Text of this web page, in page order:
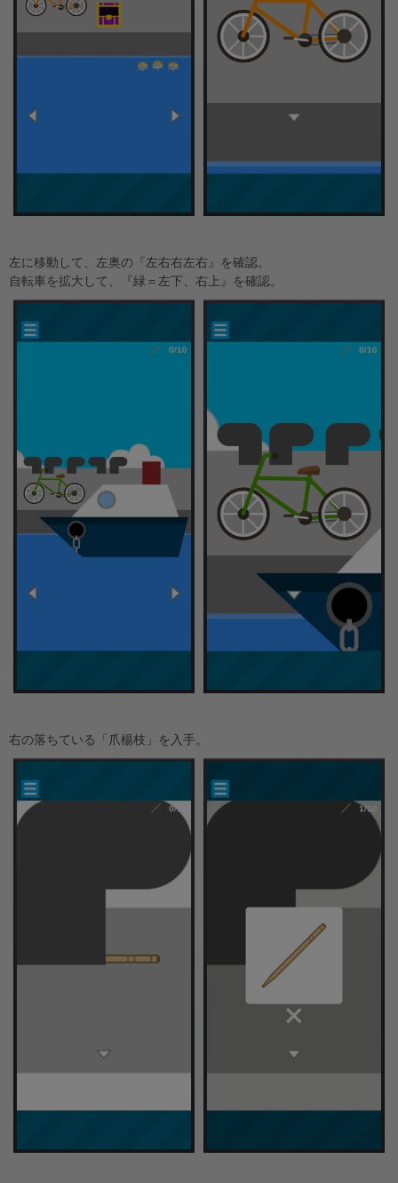
左に移動して、左奥の『左右右左右』を確認。
自転車を拡大して、『緑＝左下、右上』を確認。
右の落ちている「爪楊枝」を入手。